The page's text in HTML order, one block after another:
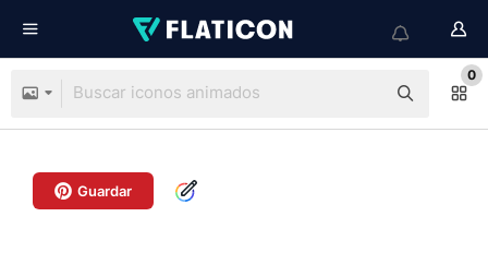
0
Guardar